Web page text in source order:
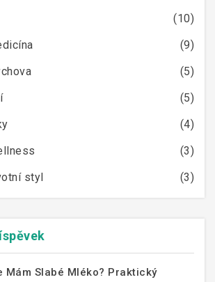
(10)
(9)
(5)
(5)
(4)
(3)
styl
(3)
Mám Slabé Mléko? Praktický